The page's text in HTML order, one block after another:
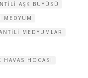
AŞK BÜYÜSÜ
MEDYUM
MEDYUMLAR
HAVAS HOCASI